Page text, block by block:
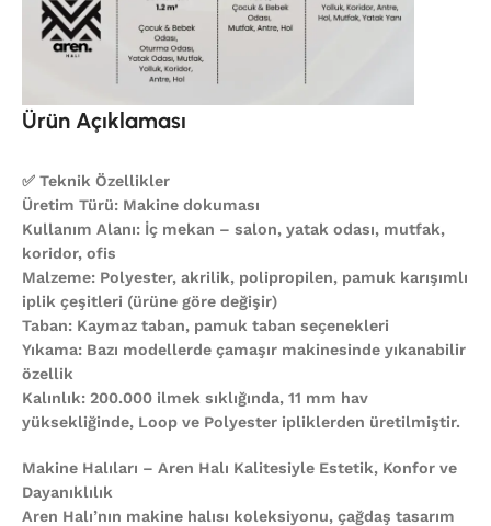
Ürün Açıklaması
✅ Teknik Özellikler
Üretim Türü: Makine dokuması
Kullanım Alanı: İç mekan – salon, yatak odası, mutfak,
koridor, ofis
Malzeme: Polyester, akrilik, polipropilen, pamuk karışımlı
iplik çeşitleri (ürüne göre değişir)
Taban: Kaymaz taban, pamuk taban seçenekleri
Yıkama: Bazı modellerde çamaşır makinesinde yıkanabilir
özellik
Kalınlık: 200.000 ilmek sıklığında, 11 mm hav
yüksekliğinde, Loop ve Polyester ipliklerden üretilmiştir.
Makine Halıları – Aren Halı Kalitesiyle Estetik, Konfor ve
Dayanıklılık
Aren Halı’nın makine halısı koleksiyonu, çağdaş tasarım